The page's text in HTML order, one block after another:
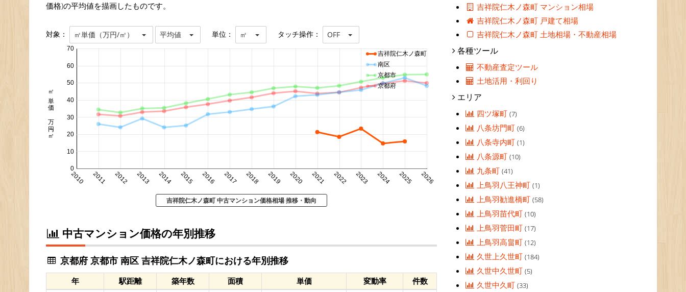
価格)の平均値を描画したものです。
対象： ㎡単価（万円/㎡） 平均値 単位： ㎡ タッチ操作： OFF
2010 2011 2012 2013 2014 2015 2016 2017 2018 2019 2020 2021 2022 2023 2024 2025 2026
0
10
20
30
40
50
60
70
㎡単価 万円/㎡
吉祥院仁木ノ森町
南区
京都市
京都府
吉祥院仁木ノ森町 中古マンション価格相場 推移・動向
中古マンション価格の年別推移
京都府 京都市 南区 吉祥院仁木ノ森町における年別推移
年 駅距離 築年数 面積 単価 変動率
件数
吉祥院仁木ノ森町 マンション相場
吉祥院仁木ノ森町 戸建て相場
吉祥院仁木ノ森町 土地相場・不動産相場
各種ツール
不動産査定ツール
土地活用・利回り
エリア
四ツ塚町(7)
八条坊門町(6)
八条寺内町(1)
八条源町(10)
九条町(41)
上鳥羽八王神町(1)
上鳥羽勧進橋町(58)
上鳥羽苗代町(10)
上鳥羽菅田町(17)
上鳥羽高畠町(12)
久世上久世町(184)
久世中久世町(5)
久世中久町(33)